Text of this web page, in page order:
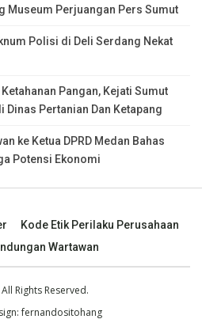
Museum Perjuangan Pers Sumut
Polisi di Deli Serdang Nekat
Pangan, Kejati Sumut
Dinas Pertanian Dan Ketapang
ke Ketua DPRD Medan Bahas
Potensi Ekonomi
Kode Etik Perilaku Perusahaan
Wartawan
Rights Reserved.
fernandositohang